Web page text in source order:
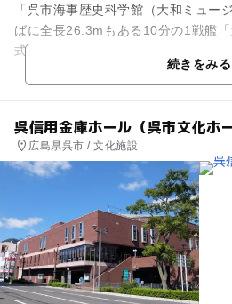
「呉市海事歴史科学館（大和ミュー
ばに全長26.3mもある10分の1戦艦
式艦上戦闘機六二型、人間魚雷「回
続きをみる
呉信用金庫ホール（呉市文化ホ
広島県呉市 / 文化施設